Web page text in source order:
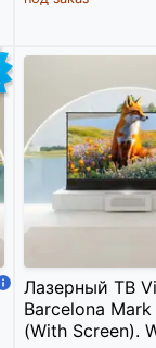
Лазерный ТВ
Barcelona Mark
(With Screen).